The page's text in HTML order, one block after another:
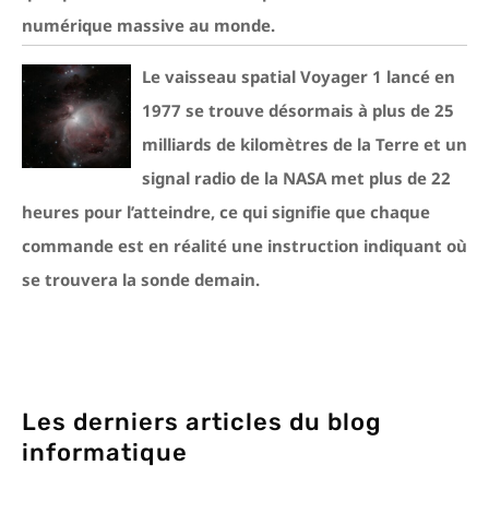
numérique massive au monde.
Le vaisseau spatial Voyager 1 lancé en
1977 se trouve désormais à plus de 25
milliards de kilomètres de la Terre et un
signal radio de la NASA met plus de 22
heures pour l’atteindre, ce qui signifie que chaque
commande est en réalité une instruction indiquant où
se trouvera la sonde demain.
Les derniers articles du blog
informatique